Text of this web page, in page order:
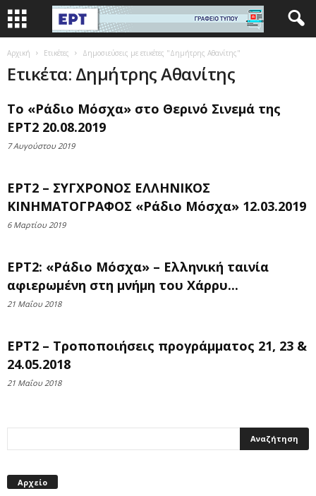
Αρχική Ετικέτες Δημοσιεύσεις με ετικέτες "Δημήτρης Αθανίτης"
Ετικέτα: Δημήτρης Αθανίτης
Το «Ράδιο Μόσχα» στο Θερινό Σινεμά της
ΕΡΤ2 20.08.2019
7 Αυγούστου 2019
ΕΡΤ2 – ΣΥΓΧΡΟΝΟΣ ΕΛΛΗΝΙΚΟΣ
ΚΙΝΗΜΑΤΟΓΡΑΦΟΣ «Ράδιο Μόσχα» 12.03.2019
6 Μαρτίου 2019
ΕΡΤ2: «Ράδιο Μόσχα» – Ελληνική ταινία
αφιερωμένη στη μνήμη του Χάρρυ...
21 Μαΐου 2018
ΕΡΤ2 – Τροποποιήσεις προγράμματος 21, 23 &
24.05.2018
21 Μαΐου 2018
Αρχείο